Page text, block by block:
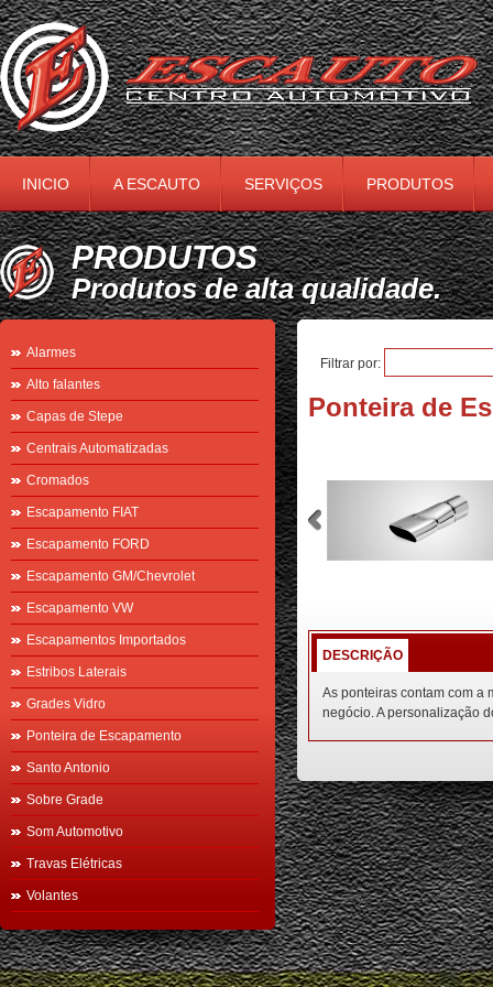
INICIO A ESCAUTO SERVIÇOS PRODUTOS
PRODUTOS
Produtos de alta qualidade.
Alarmes
Alto falantes
Capas de Stepe
Centrais Automatizadas
Cromados
Escapamento FIAT
Escapamento FORD
Escapamento GM/Chevrolet
Escapamento VW
Escapamentos Importados
Estribos Laterais
Grades Vidro
Ponteira de Escapamento
Santo Antonio
Sobre Grade
Som Automotivo
Travas Elétricas
Volantes
Filtrar por:
Ponteira de
DESCRIÇÃO
As ponteiras contam com a
negócio. A personalização